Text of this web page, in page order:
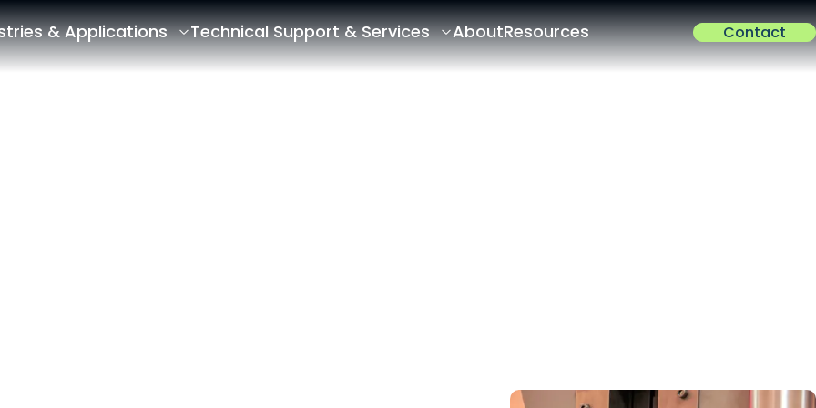
& Applications Technical Support & Services AboutResources Contact